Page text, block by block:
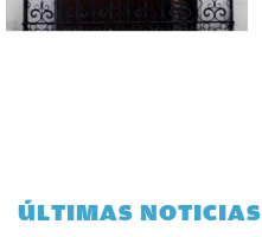
ÚLTIMAS NOTICIAS